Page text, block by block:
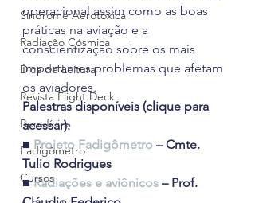
Síndrome Aerotóxica
Radiação Cósmica
Dica de Leitura
Revista Flight Deck
Benefícios
Fadigômetro
Cursos
operacional assim como as boas
práticas na aviação e a
conscientização sobre os mais
importantes problemas que afetam
os aviadores.
Palestras disponíveis (clique para
acessar):
■ Projeto Fadigômetro – Cmte.
Tulio Rodrigues
■ Radiações e aviônicos – Prof.